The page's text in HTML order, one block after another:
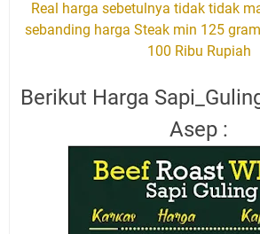
Real harga sebetulnya tidak tidak
sebanding harga Steak min 125
100 Ribu Rupiah
Berikut Harga
Asep :